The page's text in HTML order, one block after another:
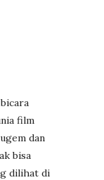
film
dan
bisa
dilihat di